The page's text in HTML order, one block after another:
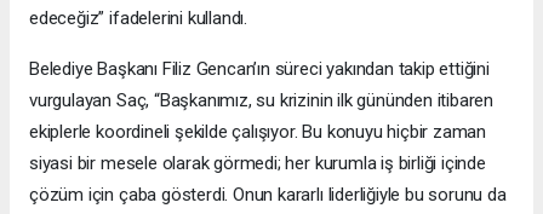
edeceğiz” ifadelerini kullandı.
Belediye Başkanı Filiz Gencan’ın süreci yakından takip ettiğini
vurgulayan Saç, “Başkanımız, su krizinin ilk gününden itibaren
ekiplerle koordineli şekilde çalışıyor. Bu konuyu hiçbir zaman
siyasi bir mesele olarak görmedi; her kurumla iş birliği içinde
çözüm için çaba gösterdi. Onun kararlı liderliğiyle bu sorunu da